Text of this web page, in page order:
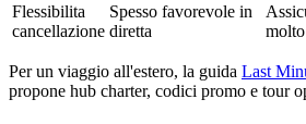
Flessibilita
cancellazione
Spesso favorevole in
diretta
Per un viaggio all'estero, la guida Last
propone hub charter, codici promo e tour